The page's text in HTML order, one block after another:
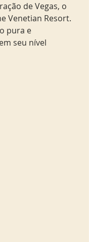
de Vegas, o
Venetian Resort.
pura e
seu nível